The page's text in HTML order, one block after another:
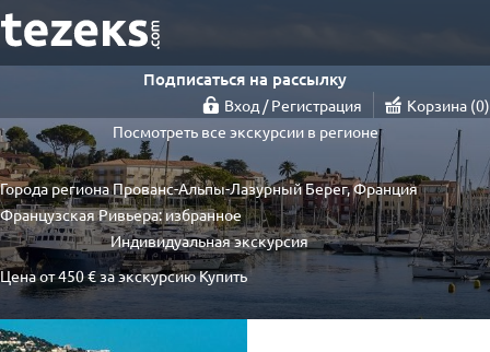
Подписаться на рассылку
Вход / Регистрация Корзина 0
Посмотреть все экскурсии в регионе
Города региона Прованс-Альпы-Лазурный Берег, Франция
Французская Ривьера: избранное
Индивидуальная экскурсия
Цена от450 €за экскурсиюКупить